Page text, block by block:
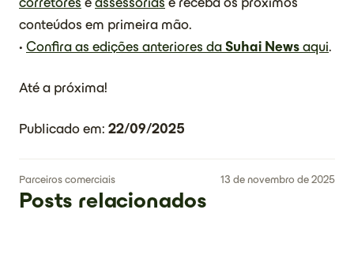
conteúdos em primeira mão.
• Confira as edições anteriores da Suhai News aqui.
Até a próxima!
Publicado em: 22/09/2025
Parceiros comerciais 13 de novembro de 2025
Posts relacionados